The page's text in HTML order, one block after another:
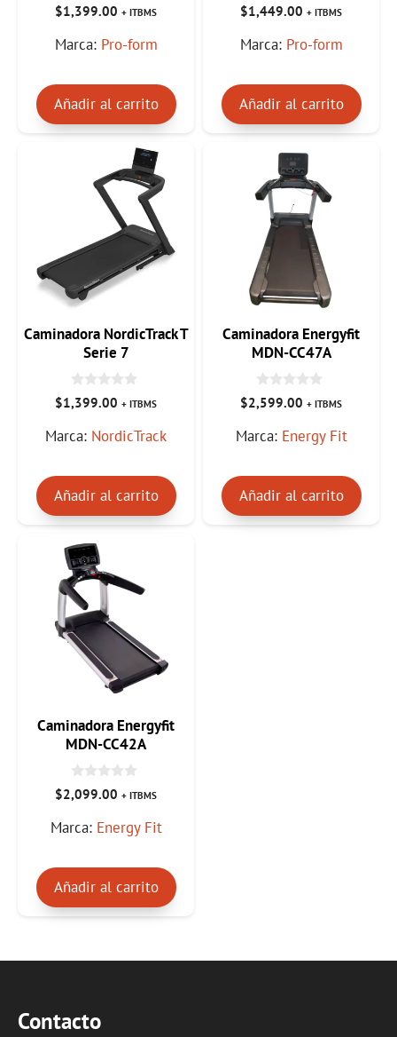
0
d
5
$1,399.00 + ITBMS
Marca: Pro-form
Añadir al carrito
0
d
5
$1,449.00 + ITBMS
Marca: Pro-form
Añadir al carrito
Caminadora NordicTrack T
Serie 7
0
d
5
$1,399.00 + ITBMS
Marca: NordicTrack
Añadir al carrito
Caminadora Energyfit
MDN-CC47A
0
d
5
$2,599.00 + ITBMS
Marca: Energy Fit
Añadir al carrito
Caminadora Energyfit
MDN-CC42A
0
d
5
$2,099.00 + ITBMS
Marca: Energy Fit
Añadir al carrito
Contacto